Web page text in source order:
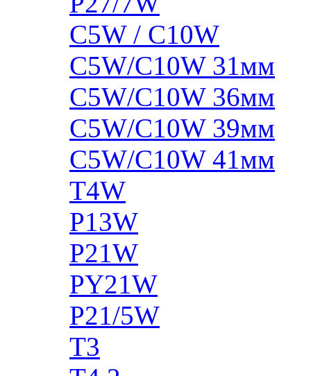
C5W / C10W
C5W/C10W 31мм
C5W/C10W 36мм
C5W/C10W 39мм
C5W/C10W 41мм
T4W
P13W
P21W
PY21W
P21/5W
T3